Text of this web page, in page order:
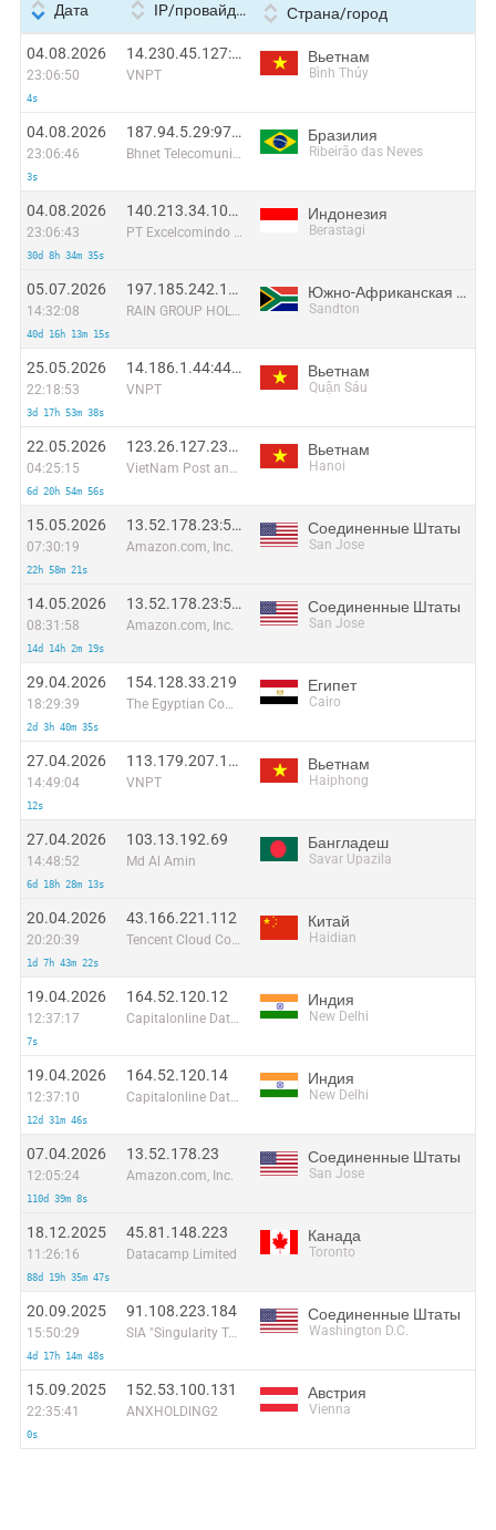
Дата IP/провайдер Страна/город
04.08.2026
23:06:50
4s
14.230.45.127:51743
VNPT
Вьетнам
Bình Thủy
04.08.2026
23:06:46
3s
187.94.5.29:9736
Bhnet Telecomunicacoes
Бразилия
Ribeirão das Neves
04.08.2026
23:06:43
30d 8h 34m 35s
140.213.34.100:15454
PT Excelcomindo Pratama
Индонезия
Berastagi
05.07.2026
14:32:08
40d 16h 13m 15s
197.185.242.10:17824
RAIN GROUP HOLDINGS (PTY) LTD
Южно-Африканская Республика
Sandton
25.05.2026
22:18:53
3d 17h 53m 38s
14.186.1.44:44213
VNPT
Вьетнам
Quận Sáu
22.05.2026
04:25:15
6d 20h 54m 56s
123.26.127.235:37381
VietNam Post and Telecom Corporation
Вьетнам
Hanoi
15.05.2026
07:30:19
22h 58m 21s
13.52.178.23:55104
Amazon.com, Inc.
Соединенные Штаты
San Jose
14.05.2026
08:31:58
14d 14h 2m 19s
13.52.178.23:52022
Amazon.com, Inc.
Соединенные Штаты
San Jose
29.04.2026
18:29:39
2d 3h 40m 35s
154.128.33.219
The Egyptian Company for Mobile Services
Египет
Cairo
27.04.2026
14:49:04
12s
113.179.207.141
VNPT
Вьетнам
Haiphong
27.04.2026
14:48:52
6d 18h 28m 13s
103.13.192.69
Md Al Amin
Бангладеш
Savar Upazila
20.04.2026
20:20:39
1d 7h 43m 22s
43.166.221.112
Tencent Cloud Computing (Beijing) Co
Китай
Haidian
19.04.2026
12:37:17
7s
164.52.120.12
Capitalonline Data Service (HK) Co
Индия
New Delhi
19.04.2026
12:37:10
12d 31m 46s
164.52.120.14
Capitalonline Data Service (HK) Co
Индия
New Delhi
07.04.2026
12:05:24
110d 39m 8s
13.52.178.23
Amazon.com, Inc.
Соединенные Штаты
San Jose
18.12.2025
11:26:16
88d 19h 35m 47s
45.81.148.223
Datacamp Limited
Канада
Toronto
20.09.2025
15:50:29
4d 17h 14m 48s
91.108.223.184
SIA "Singularity Telecom"
Соединенные Штаты
Washington D.C.
15.09.2025
22:35:41
0s
152.53.100.131
ANXHOLDING2
Австрия
Vienna